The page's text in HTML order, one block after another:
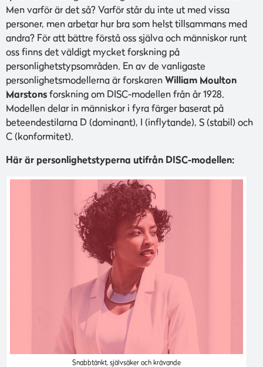
Men varför är det så? Varför står du inte ut med vissa
personer, men arbetar hur bra som helst tillsammans med
andra? För att bättre förstå oss själva och människor runt
oss finns det väldigt mycket forskning på
personlighetstypsområden. En av de vanligaste
personlighetsmodellerna är forskaren William Moulton
Marstons forskning om DISC-modellen från år 1928.
Modellen delar in människor i fyra färger baserat på
beteendestilarna D (dominant), I (inflytande), S (stabil) och
C (konformitet).
Här är personlighetstyperna utifrån DISC-modellen:
Snabbtänkt, självsäker och krävande